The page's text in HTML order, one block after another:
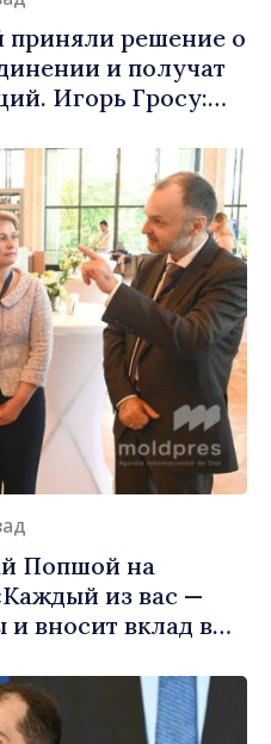
приняли решение о
и получат
Игорь Гросу:
шанс
Попшой на
из вас —
вносит вклад в